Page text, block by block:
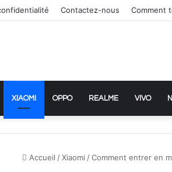
Contactez-nous Comment
XIAOMI OPPO REALME VIVO
Accueil / Xiaomi /